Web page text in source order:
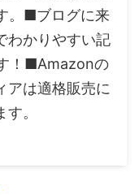
。■ブログに来
わかりやすい記
！■Amazonの
アは適格販売に
。